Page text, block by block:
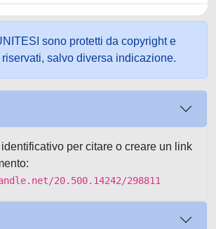
sono protetti da copyright e
salvo diversa indicazione.
per citare o creare un link
20.500.14242/298811